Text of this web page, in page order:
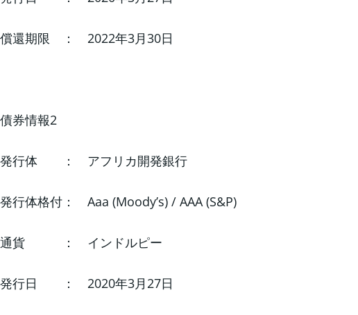
償還期限 ： 2022年3月30日
債券情報2
発行体 ： アフリカ開発銀行
発行体格付： Aaa (Moody’s) / AAA (S&P)
通貨 ： インドルピー
発行日 ： 2020年3月27日